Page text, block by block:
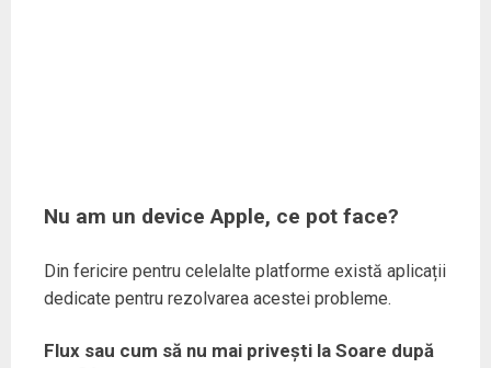
Nu am un device Apple, ce pot face?
Din fericire pentru celelalte platforme există aplicații
dedicate pentru rezolvarea acestei probleme.
Flux sau cum să nu mai privești la Soare după